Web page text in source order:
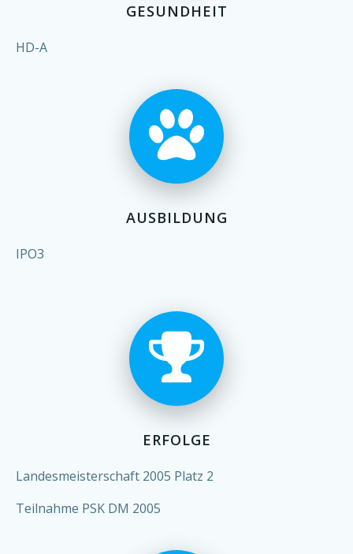
GESUNDHEIT
HD-A
AUSBILDUNG
IPO3
ERFOLGE
Landesmeisterschaft 2005 Platz 2
Teilnahme PSK DM 2005